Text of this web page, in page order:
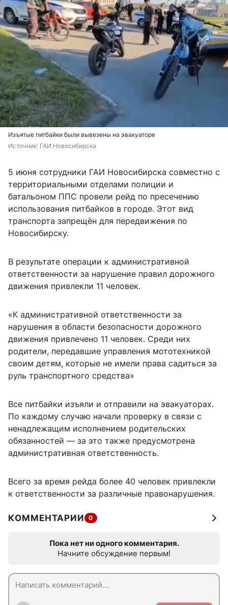
Изъятые питбайки были вывезены на эвакуаторе
Источник: ГАИ Новосибирска
5 июня сотрудники ГАИ Новосибирска совместно с
территориальными отделами полиции и
батальоном ППС провели рейд по пресечению
использования питбайков в городе. Этот вид
транспорта запрещён для передвижения по
Новосибирску.
В результате операции к административной
ответственности за нарушение правил дорожного
движения привлекли 11 человек.
«К административной ответственности за
нарушения в области безопасности дорожного
движения привлечено 11 человек. Среди них
родители, передавшие управления мототехникой
своим детям, которые не имели права садиться за
руль транспортного средства»
Все питбайки изъяли и отправили на эвакуаторах.
По каждому случаю начали проверку в связи с
ненадлежащим исполнением родительских
обязанностей — за это также предусмотрена
административная ответственность.
Всего за время рейда более 40 человек привлекли
к ответственности за различные правонарушения.
КОММЕНТАРИИ 0
Пока нет ни одного комментария.
Начните обсуждение первым!